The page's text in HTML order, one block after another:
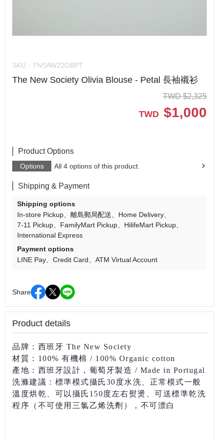
SKU： TNSAW22OBPT
The New Society Olivia Blouse - Petal 長袖襯衫
TWD $2,325
TWD $1,000
Product Options
Options All 4 options of this product.
Shipping & Payment
Shipping options
In-store Pickup
離島郵局配送
Home Delivery
7-11 Pickup
FamilyMart Pickup
HilifeMart Pickup
International Express
Payment options
LINE Pay
Credit Card ATM Virtual Account
Share
Product details
品牌：西班牙 The New Society
材質：100% 有機棉 / 100% Organic cotton
產地：西班牙設計，葡萄牙製造 / Made in Portugal
洗滌建議：標準模式攝氏30度水洗、正常模式一般
溫度烘乾、可以攝氏150度左右熨燙、可送標準乾洗
程序（不可使用三氯乙烯洗劑），不可漂白